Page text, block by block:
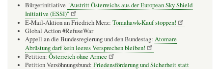
Bürgerinitiative "Austritt Österreichs aus der European Sky Shield
Initiative (ESSI)"
E-Mail-Aktion an Friedrich Merz: Tomahawk-Kauf stoppen!
Global Action #RefuseWar
Appell an die Bundesregierung und den Bundestag: Atomare
Abrüstung darf kein leeres Versprechen bleiben!
Petition: Österreich ohne Armee
Petition Versöhnungsbund: Friedensförderung und Sicherheit statt